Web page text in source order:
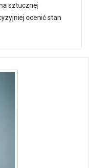
sztucznej
ocenić stan